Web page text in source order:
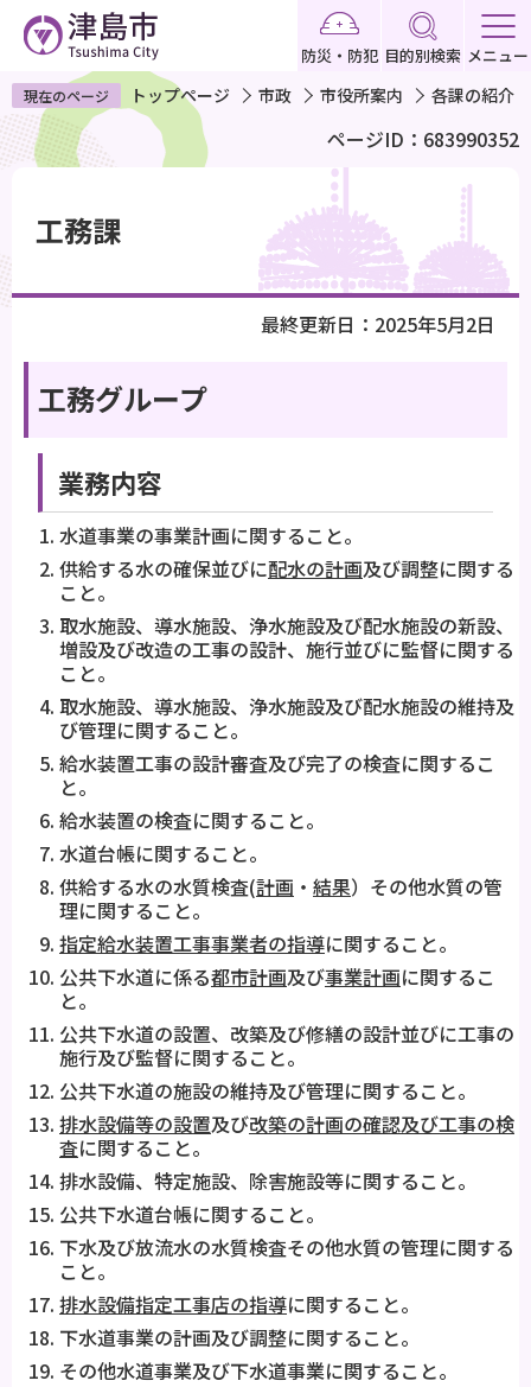
ペ
ー
ジ
で
す
防災・防犯 目的別検索 メニュー
現在のページ トップページ 市政 市役所案内 各課の紹介
ページID：683990352
工務課
最終更新日：2025年5月2日
工務グループ
業務内容
水道事業の事業計画に関すること。
供給する水の確保並びに配水の計画及び調整に関する
こと。
取水施設、導水施設、浄水施設及び配水施設の新設、
増設及び改造の工事の設計、施行並びに監督に関する
こと。
取水施設、導水施設、浄水施設及び配水施設の維持及
び管理に関すること。
給水装置工事の設計審査及び完了の検査に関するこ
と。
給水装置の検査に関すること。
水道台帳に関すること。
供給する水の水質検査(計画 ・ 結果）その他水質の管
理に関すること。
指定給水装置工事事業者の指導に関すること。
公共下水道に係る都市計画及び事業計画に関するこ
と。
公共下水道の設置、改築及び修繕の設計並びに工事の
施行及び監督に関すること。
公共下水道の施設の維持及び管理に関すること。
排水設備等の設置及び改築の計画の確認及び工事の検
査に関すること。
排水設備、特定施設、除害施設等に関すること。
公共下水道台帳に関すること。
下水及び放流水の水質検査その他水質の管理に関する
こと。
排水設備指定工事店の指導に関すること。
下水道事業の計画及び調整に関すること。
その他水道事業及び下水道事業に関すること。